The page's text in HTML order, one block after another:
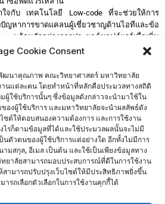
Cookie Consent
ฒนาคุณภาพ คณะวิทยาศาสตร์ มหาวิทยาลัย
นแต่ละคน โดยทำหน้าที่หลักคือประมวลทางสถิติ
ผู้ใช้บริการนั้นๆ ซึ่งข้อมูลดังกล่าวจะนำมาใช้ใน
องผู้ใช้บริการ และมหาวิทยาลัยจะนำผลลัพธ์ดัง
ซต์ให้ตอบสนองความต้องการ และการใช้งาน
ไรก็ตามข้อมูลที่ได้และใช้ประมวลผลนั้นจะไม่มี
นตัวตนของผู้ใช้บริการแต่อย่างใด อีกทั้งไม่มีการ
มสกุล, อีเมล เป็นต้น และใช้เป็นเพียงข้อมูลทาง
ยาลัยสามารถมอบประสบการณ์ที่ดีในการใช้งาน
ามารถปรับปรุงเว็บไซต์ให้มีประสิทธิภาพยิ่งขึ้น
รถเลือกตัวเลือกในการใช้งานคุกกี้ได้
ใจกับ เทคโนโลยี Low-code ที่จะช่วยให้การ
หาการขาดแคลนผู้เชี่ยวชาญด้านไอทีและข้อ
พร้อมตัวอย่างการประยุกต์ซอฟต์แวร์เพื่อเพิ่ม
Chain และ Manufacturing Process
Platform เทคโนโลยีที่จะช่วยให้การพัฒนา
Platform
code ของภาคอุตสาหกรรมในประเทศไทย
Low-code Platform
สนใจสมัครเข้าร่วมกิจกรรม